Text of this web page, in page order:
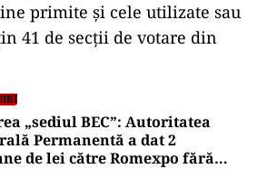
primite și cele utilizate sau
41 de secții de votare din
„sediul BEC”: Autoritatea
Permanentă a dat 2
de lei către Romexpo fără